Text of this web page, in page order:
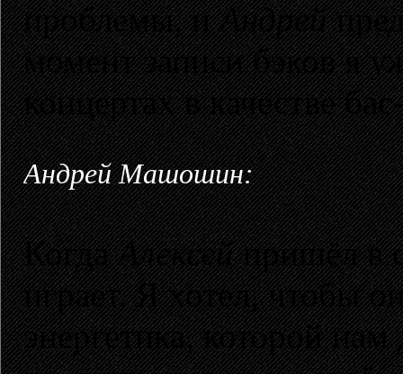
проблемы, иАндрей
момент записи бэков я
концертах в качестве
Андрей Машошин:
КогдаАлексейпришёл в
играет. Я хотел, чтобы
энергетика, которой